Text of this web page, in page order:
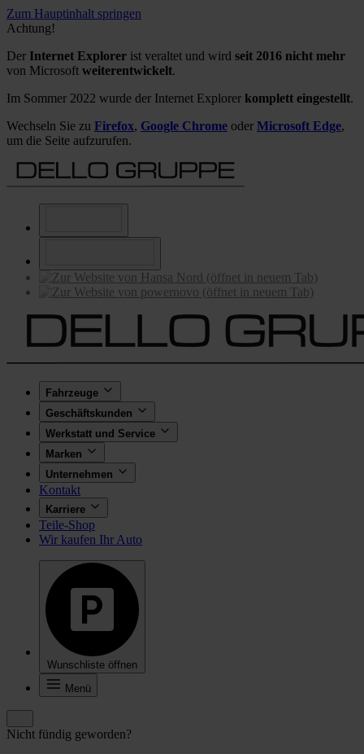
Zum Hauptinhalt springen
Achtung!
Der Internet Explorer ist veraltet und wird seit 2016 nicht mehr
von Microsoft weiterentwickelt.
Im Sommer 2022 wurde der Internet Explorer komplett eingestellt.
Wechseln Sie zu Firefox, Google Chrome oder Microsoft Edge,
um die Seite aufzurufen.
Fahrzeuge
Geschäftskunden
Werkstatt und Service
Marken
Unternehmen
Kontakt
Karriere
Teile-Shop
Wir kaufen Ihr Auto
Wunschliste öffnen
Menü
Nicht fündig geworden?